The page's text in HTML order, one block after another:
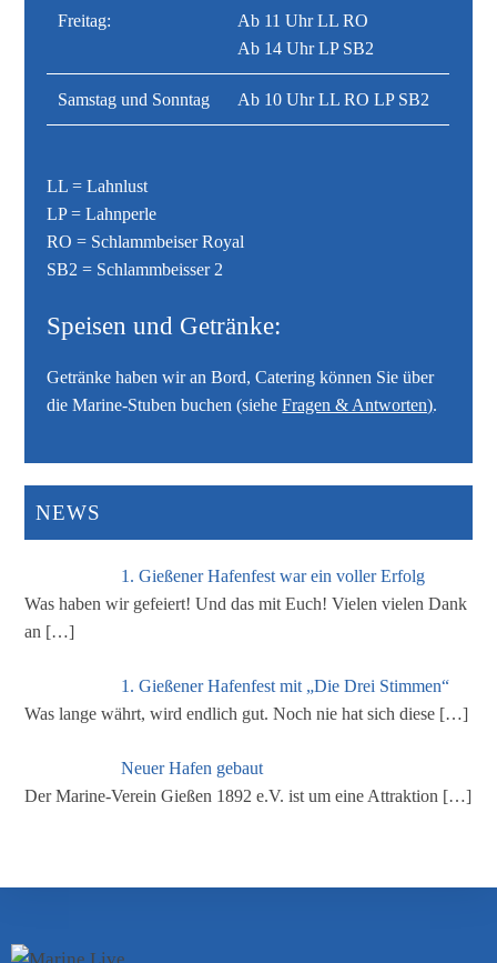
Freitag:
Ab 11 Uhr LL RO
Ab 14 Uhr LP SB2
Samstag und Sonntag Ab 10 Uhr LL RO LP SB2
LL = Lahnlust
LP = Lahnperle
RO = Schlammbeiser Royal
SB2 = Schlammbeisser 2
Speisen und Getränke:
Getränke haben wir an Bord, Catering können Sie über
die Marine-Stuben buchen (sieheFragen & Antworten).
NEWS
1. Gießener Hafenfest war ein voller Erfolg
Was haben wir gefeiert! Und das mit Euch! Vielen vielen Dank
an […]
1. Gießener Hafenfest mit „Die Drei Stimmen“
Was lange währt, wird endlich gut. Noch nie hat sich diese […]
Neuer Hafen gebaut
Der Marine-Verein Gießen 1892 e.V. ist um eine Attraktion […]